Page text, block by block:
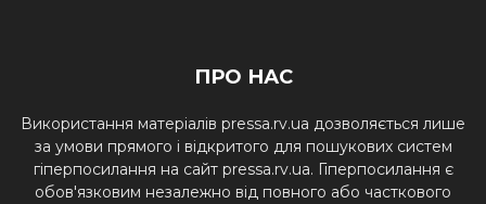
ПРО НАС
Використання матеріалів pressa.rv.ua дозволяється лише
за умови прямого і відкритого для пошукових систем
гіперпосилання на сайт pressa.rv.ua. Гіперпосилання є
обов'язковим незалежно від повного або часткового